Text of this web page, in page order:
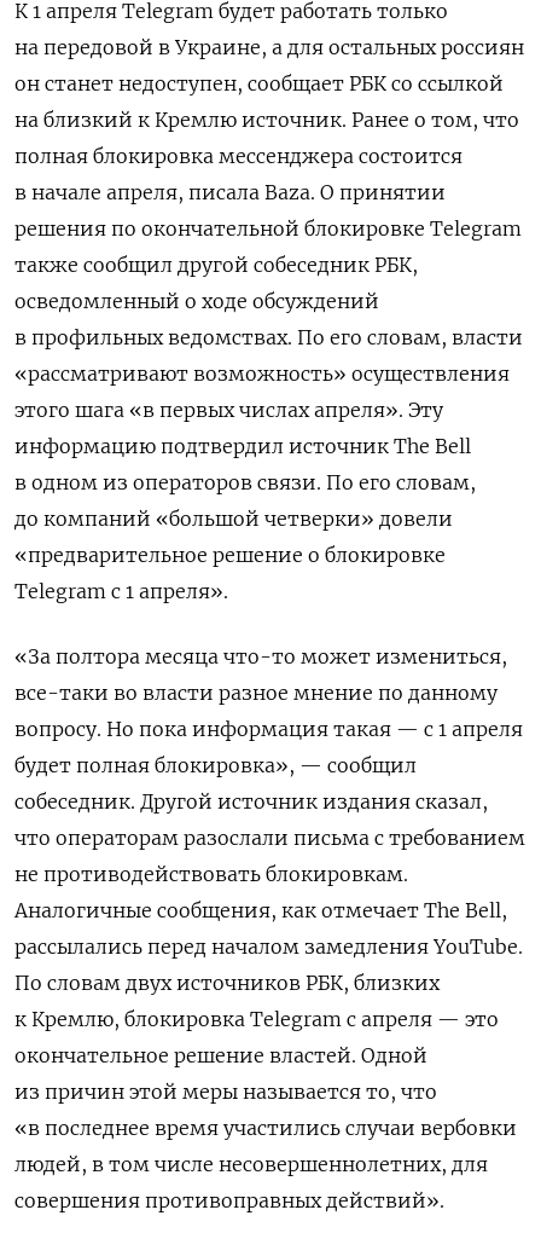
К 1 апреля Telegram будет работать только
на передовой в Украине, а для остальных россиян
он станет недоступен, сообщает РБК со ссылкой
на близкий к Кремлю источник. Ранее о том, что
полная блокировка мессенджера состоится
в начале апреля, писала Baza. О принятии
решения по окончательной блокировке Telegram
также сообщил другой собеседник РБК,
осведомленный о ходе обсуждений
в профильных ведомствах. По его словам, власти
«рассматривают возможность» осуществления
этого шага «в первых числах апреля». Эту
информацию подтвердил источник The Bell
в одном из операторов связи. По его словам,
до компаний «большой четверки» довели
«предварительное решение о блокировке
Telegram с 1 апреля».
«За полтора месяца что-то может измениться,
все-таки во власти разное мнение по данному
вопросу. Но пока информация такая — с 1 апреля
будет полная блокировка», — сообщил
собеседник. Другой источник издания сказал,
что операторам разослали письма с требованием
не противодействовать блокировкам.
Аналогичные сообщения, как отмечает The Bell,
рассылались перед началом замедления YouTube.
По словам двух источников РБК, близких
к Кремлю, блокировка Telegram с апреля — это
окончательное решение властей. Одной
из причин этой меры называется то, что
«в последнее время участились случаи вербовки
людей, в том числе несовершеннолетних, для
совершения противоправных действий».